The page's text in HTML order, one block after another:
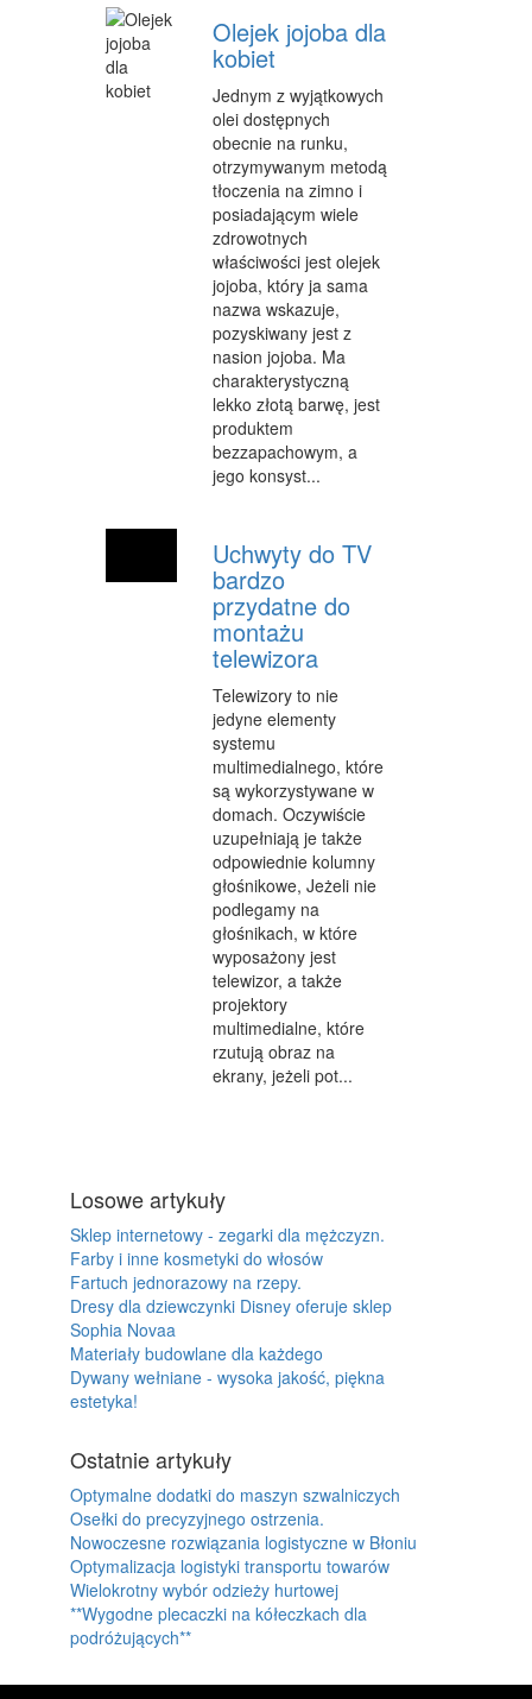
STRONY INTERNETOWE
KONTAKT
Olejek jojoba dla
kobiet
Jednym z wyjątkowych
olei dostępnych
obecnie na runku,
otrzymywanym metodą
tłoczenia na zimno i
posiadającym wiele
zdrowotnych
właściwości jest olejek
jojoba, który ja sama
nazwa wskazuje,
pozyskiwany jest z
nasion jojoba. Ma
charakterystyczną
lekko złotą barwę, jest
produktem
bezzapachowym, a
jego konsyst...
Uchwyty do TV
bardzo
przydatne do
montażu
telewizora
Telewizory to nie
jedyne elementy
systemu
multimedialnego, które
są wykorzystywane w
domach. Oczywiście
uzupełniają je także
odpowiednie kolumny
głośnikowe, Jeżeli nie
podlegamy na
głośnikach, w które
wyposażony jest
telewizor, a także
projektory
multimedialne, które
rzutują obraz na
ekrany, jeżeli pot...
Losowe artykuły
Sklep internetowy - zegarki dla mężczyzn.
Farby i inne kosmetyki do włosów
Fartuch jednorazowy na rzepy.
Dresy dla dziewczynki Disney oferuje sklep
Sophia Novaa
Materiały budowlane dla każdego
Dywany wełniane - wysoka jakość, piękna
estetyka!
Ostatnie artykuły
Optymalne dodatki do maszyn szwalniczych
Osełki do precyzyjnego ostrzenia.
Nowoczesne rozwiązania logistyczne w Błoniu
Optymalizacja logistyki transportu towarów
Wielokrotny wybór odzieży hurtowej
**Wygodne plecaczki na kółeczkach dla
podróżujących**